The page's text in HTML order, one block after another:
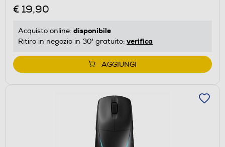
€ 19,90
Acquisto online: disponibile
Ritiro in negozio in 30' gratuito: verifica
AGGIUNGI